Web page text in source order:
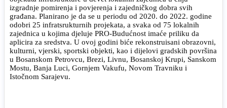
izgradnje pomirenja i povjerenja i zajedničkog dobra svih
građana. Planirano je da se u periodu od 2020. do 2022. godine
odobri 25 infratsrukturnih projekata, a svaka od 75 lokalnih
zajednica u kojima djeluje PRO-Budućnost imaće priliku da
aplicira za sredstva. U ovoj godini biće rekonstruisani obrazovni,
kulturni, vjerski, sportski objekti, kao i dijelovi gradskih površina
u Bosanskom Petrovcu, Brezi, Livnu, Bosanskoj Krupi, Sanskom
Mostu, Banja Luci, Gornjem Vakufu, Novom Travniku i
Istočnom Sarajevu.